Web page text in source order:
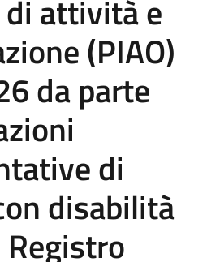
attività e
(PIAO)
da parte
di
disabilità